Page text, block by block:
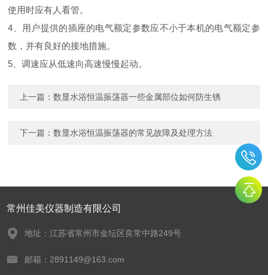
使用时应有人看管。
4、用户提供的插座的电气额定参数应不小于本机的电气额定参
数，并有良好的接地措施。
5、调速应从低速向高速慢慢起动。
上一篇：数显水浴恒温振荡器一些金属部位如何防生锈
下一篇：数显水浴恒温振荡器的常见故障及处理方法
常州佳美仪器制造有限公司
地址：江苏省常州市金坛区良常中路249号
邮箱：2891149@163.com